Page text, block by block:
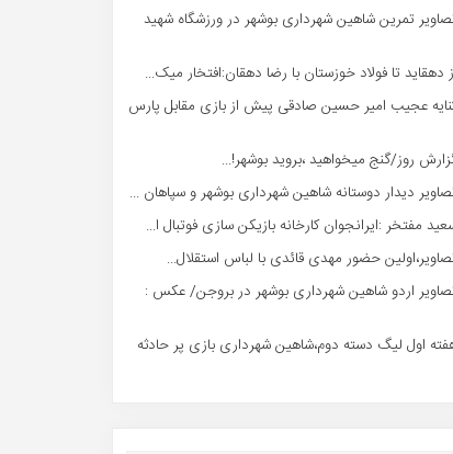
تمرین شاهین شهردارى بوشهر در ورزشگاه شهید
دهقاید تا فولاد خوزستان با رضا دهقان:افتخار میک...
عجیب امیر حسین صادقی پیش از بازی مقابل پارس
روز/گنج میخواهید ،بروید بوشهر!...
دیدار دوستانه شاهین شهردارى بوشهر و سپاهان ...
مفتخر :ایرانجوان کارخانه بازیکن سازی فوتبال ا...
حضور مهدی قائدی با لباس استقلال...
اردو شاهین شهرداری بوشهر در بروجن/ عکس :
اول لیگ دسته دوم،شاهین شهرداری بازی پر حادثه